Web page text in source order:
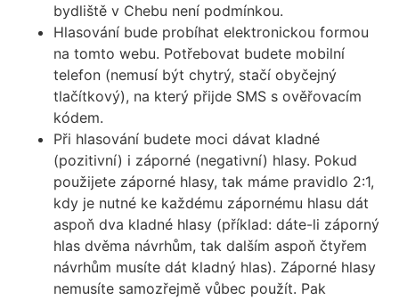
bydliště v Chebu není podmínkou.
Hlasování bude probíhat elektronickou formou
na tomto webu. Potřebovat budete mobilní
telefon (nemusí být chytrý, stačí obyčejný
tlačítkový), na který přijde SMS s ověřovacím
kódem.
Při hlasování budete moci dávat kladné
(pozitivní) i záporné (negativní) hlasy. Pokud
použijete záporné hlasy, tak máme pravidlo 2:1,
kdy je nutné ke každému zápornému hlasu dát
aspoň dva kladné hlasy (příklad: dáte-li záporný
hlas dvěma návrhům, tak dalším aspoň čtyřem
návrhům musíte dát kladný hlas). Záporné hlasy
nemusíte samozřejmě vůbec použít. Pak